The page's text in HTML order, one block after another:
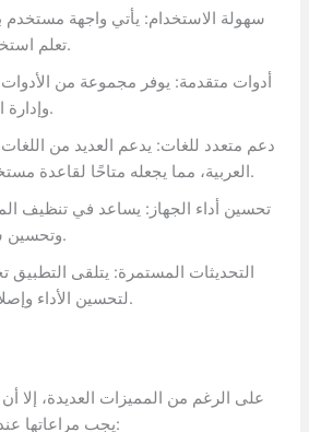
سهولة الاستخدام: يأتي واجهة
تعلم استخدامها بسرعة.
أدوات متقدمة: يوفر مجموعة من الأدوات
وإدارة المهام بكفاءة.
دعم متعدد للغات: يدعم العديد من
العربية، مما يجعله متاحًا لقاعدة مستخدمين واسعة.
تحسين أداء الجهاز: يساعد في تنظيف
وتحسين سرعة النظام.
التحديثات المستمرة: يتلقى التطبيق
لتحسين الأداء وإصلاح المشكلات.
على الرغم من المميزات العديدة، إلا
يجب مراعاتها عند استخدام وان اكس بت: